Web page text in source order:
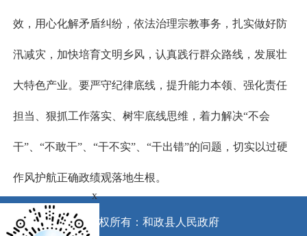
效，用心化解矛盾纠纷，依法治理宗教事务，扎实做好防
汛减灾，加快培育文明乡风，认真践行群众路线，发展壮
大特色产业。要严守纪律底线，提升能力本领、强化责任
担当、狠抓工作落实、树牢底线思维，着力解决“不会
干”、“不敢干”、“干不实”、“干出错”的问题，切实以过硬
作风护航正确政绩观落地生根。
版权所有：和政县人民政府
x